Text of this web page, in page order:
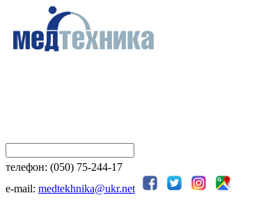
телефон: (050) 75-244-17
e-mail: medtekhnika@ukr.net